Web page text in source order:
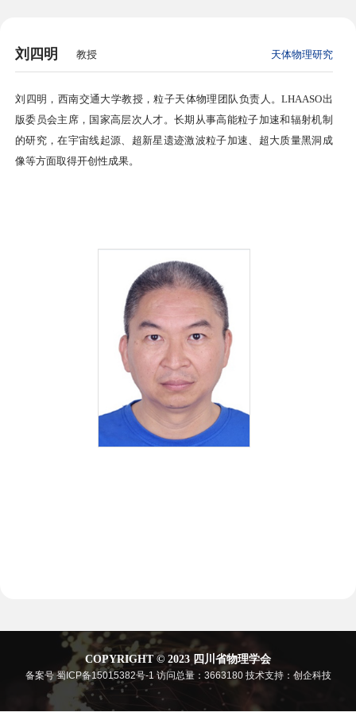
刘四明 教授 天体物理研究
刘四明，西南交通大学教授，粒子天体物理团队负责人。LHAASO出
版委员会主席，国家高层次人才。长期从事高能粒子加速和辐射机制
的研究，在宇宙线起源、超新星遗迹激波粒子加速、超大质量黑洞成
像等方面取得开创性成果。
COPYRIGHT © 2023 四川省物理学会
备案号 蜀ICP备15015382号-1 访问总量：3663180 技术支持：创企科技